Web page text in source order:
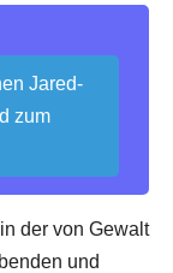
Jared-
zum
der von Gewalt
und